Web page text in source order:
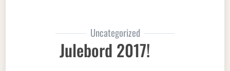
Uncategorized
Julebord 2017!